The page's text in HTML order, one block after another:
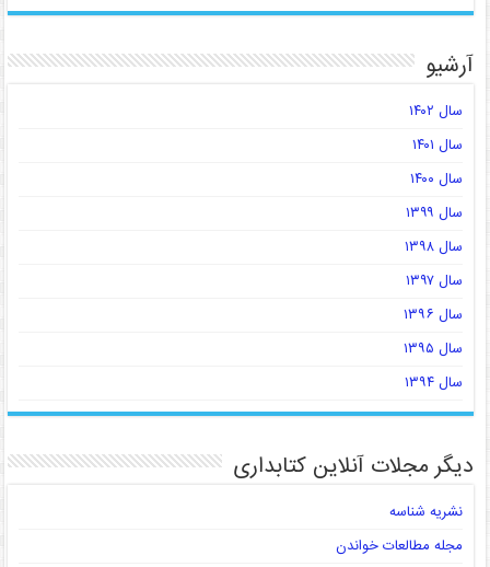
آرشیو
سال ۱۴۰۲
سال ۱۴۰۱
سال ۱۴۰۰
سال ۱۳۹۹
سال ۱۳۹۸
سال ۱۳۹۷
سال ۱۳۹۶
سال ۱۳۹۵
سال ۱۳۹۴
دیگر مجلات آنلاین کتابداری
نشریه شناسه
مجله مطالعات خواندن